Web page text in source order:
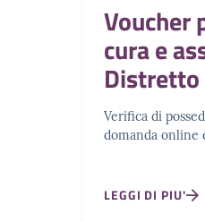
Voucher
cura e
Distretto
Verifica di
domanda online
LEGGI DI PIU'